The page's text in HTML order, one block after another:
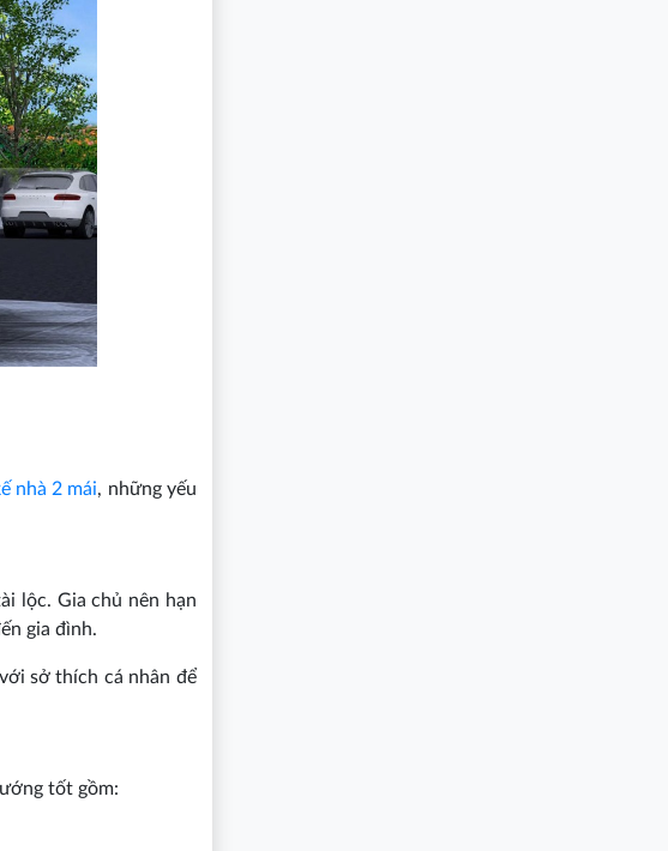
nhà 2 mái, những yếu
lộc. Gia chủ nên hạn
gia đình.
sở thích cá nhân để
tốt gồm: